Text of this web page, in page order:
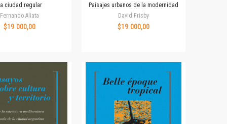
ciudad regular
Fernando Aliata
$19.000,00
Paisajes urbanos de la modernidad
David Frisby
$19.000,00